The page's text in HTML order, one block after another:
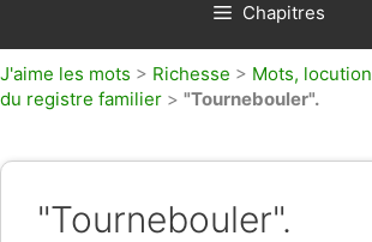
Chapitres
J'aime les mots > Richesse > Mots,
du registre familier > "Tournebouler".
"Tournebouler".